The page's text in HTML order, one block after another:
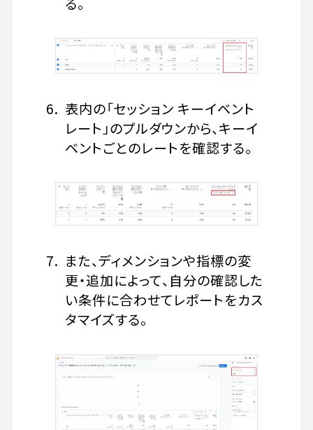
表内の「セッション キーイベント
レート」のプルダウンから、キーイ
ベントごとのレートを確認する。
また、ディメンションや指標の変
更・追加によって、自分の確認した
い条件に合わせてレポートをカス
タマイズする。